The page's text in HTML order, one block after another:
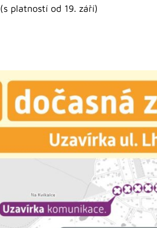
(s platností od 19. září)